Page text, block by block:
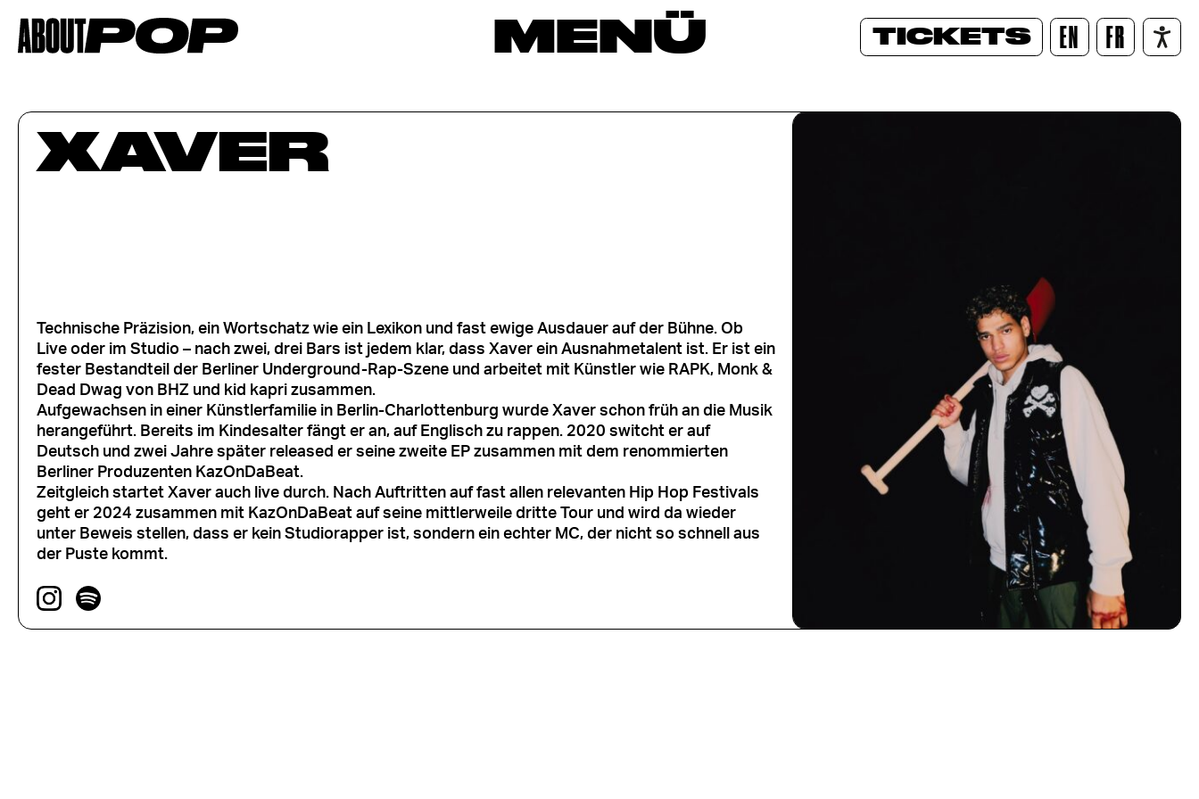
MENÜ TICKETS EN FR
XAVER
Technische Präzision, ein Wortschatz wie ein Lexikon und fast ewige Ausdauer auf der Bühne. Ob
Live oder im Studio – nach zwei, drei Bars ist jedem klar, dass Xaver ein Ausnahmetalent ist. Er ist ein
fester Bestandteil der Berliner Underground-Rap-Szene und arbeitet mit Künstler wie RAPK, Monk &
Dead Dwag von BHZ und kid kapri zusammen.
Aufgewachsen in einer Künstlerfamilie in Berlin-Charlottenburg wurde Xaver schon früh an die Musik
herangeführt. Bereits im Kindesalter fängt er an, auf Englisch zu rappen. 2020 switcht er auf
Deutsch und zwei Jahre später released er seine zweite EP zusammen mit dem renommierten
Berliner Produzenten KazOnDaBeat.
Zeitgleich startet Xaver auch live durch. Nach Auftritten auf fast allen relevanten Hip Hop Festivals
geht er 2024 zusammen mit KazOnDaBeat auf seine mittlerweile dritte Tour und wird da wieder
unter Beweis stellen, dass er kein Studiorapper ist, sondern ein echter MC, der nicht so schnell aus
der Puste kommt.